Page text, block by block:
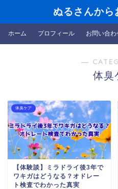
ぬるさんから
ホーム プロフィール お問い合わ
―
体臭
体臭ケア
【体験談】ミラドライ後3年で
ワキガはどうなる？オドレー
ト検査でわかった真実